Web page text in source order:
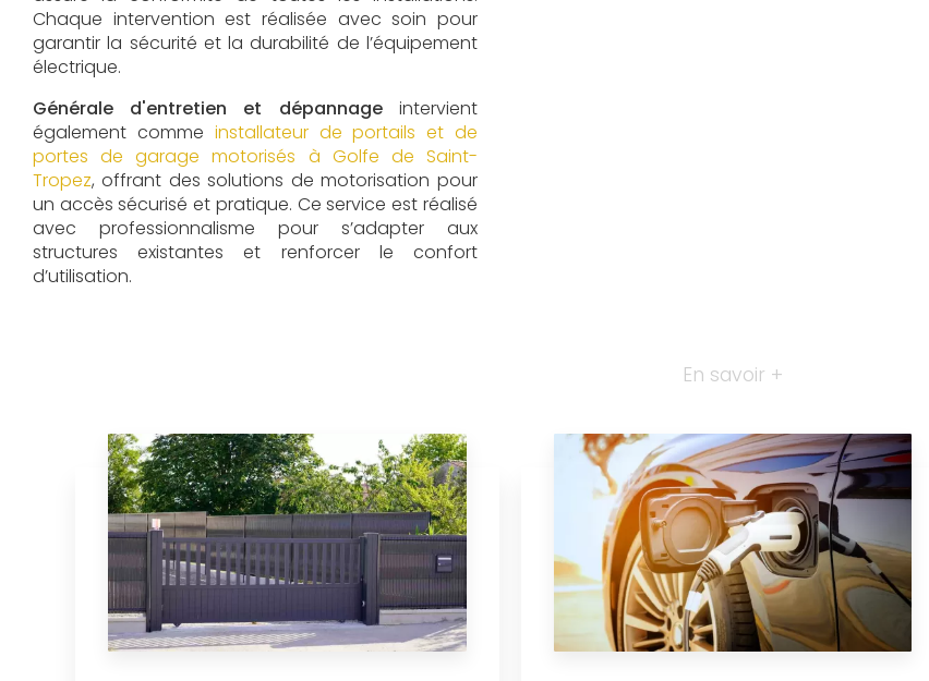
Chaque intervention est réalisée avec soin pour
garantir la sécurité et la durabilité de l’équipement
électrique.
Générale d'entretien et dépannageintervient
également comme installateur de portails et de
portes de garage motorisés à Golfe de Saint-
Tropez, offrant des solutions de motorisation pour
un accès sécurisé et pratique. Ce service est réalisé
avec professionnalisme pour s’adapter aux
structures existantes et renforcer le confort
d’utilisation.
En savoir +